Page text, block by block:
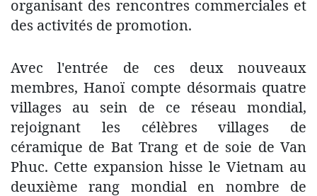
organisant des rencontres commerciales et
des activités de promotion.
Avec l'entrée de ces deux nouveaux
membres, Hanoï compte désormais quatre
villages au sein de ce réseau mondial,
rejoignant les célèbres villages de
céramique de Bat Trang et de soie de Van
Phuc. Cette expansion hisse le Vietnam au
deuxième rang mondial en nombre de